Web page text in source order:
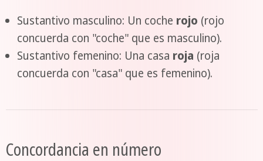
Sustantivo masculino: Un coche rojo (rojo
concuerda con "coche" que es masculino).
Sustantivo femenino: Una casa roja (roja
concuerda con "casa" que es femenino).
Concordancia en número